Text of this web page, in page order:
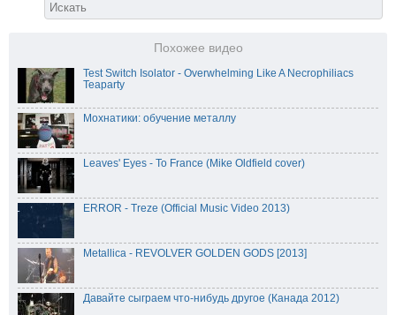
Похожее видео
Test Switch Isolator - Overwhelming Like A Necrophiliacs
Teaparty
Мохнатики: обучение металлу
Leaves' Eyes - To France (Mike Oldfield cover)
ERROR - Treze (Official Music Video 2013)
Metallica - REVOLVER GOLDEN GODS [2013]
Давайте сыграем что-нибудь другое (Канада 2012)